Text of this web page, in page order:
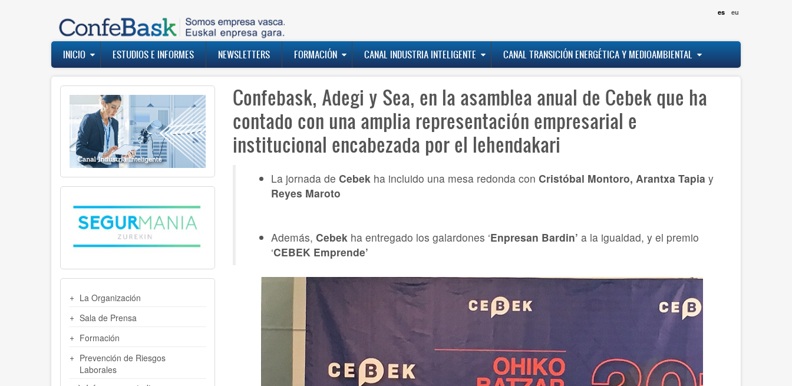
es eu
Navegación
principal
INICIO ESTUDIOS E INFORMES NEWSLETTERS FORMACIÓN CANAL INDUSTRIA INTELIGENTE CANAL TRANSICIÓN ENERGÉTICA Y MEDIOAMBIENTAL
LATERAL
La Organización
Sala de Prensa
Formación
Prevención de Riesgos
Laborales
Confebask, Adegi y Sea, en la asamblea anual de Cebek que ha
contado con una amplia representación empresarial e
institucional encabezada por el lehendakari
La jornada de Cebekha incluido una mesa redonda con Cristóbal Montoro, Arantxa Tapia y
Reyes Maroto
Además, Cebekha entregado los galardones ‘Enpresan Bardin’ a la igualdad, y el premio
‘CEBEK Emprende’